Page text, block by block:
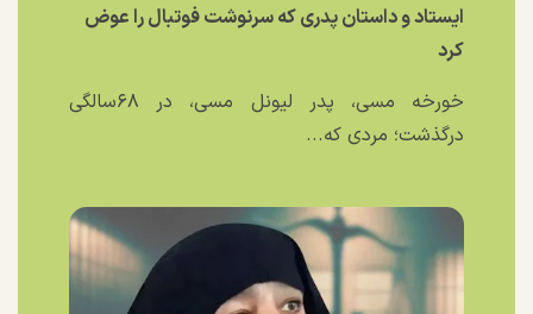
ایستاد و داستان پدری که سرنوشت فوتبال را عوض
کرد
خورخه مسی، پدر لیونل مسی، در ۶۸سالگی
درگذشت؛ مردی که...